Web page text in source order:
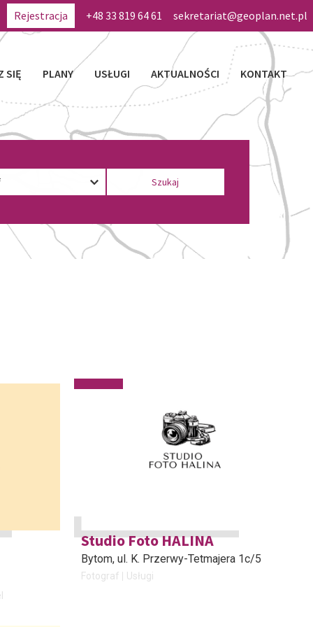
Rejestracja +48 33 819 64 61 sekretariat@geoplan.net.pl
SIĘ PLANY USŁUGI AKTUALNOŚCI KONTAKT
Studio Foto HALINA
Bytom, ul. K. Przerwy-Tetmajera 1c/5
Fotograf Usługi